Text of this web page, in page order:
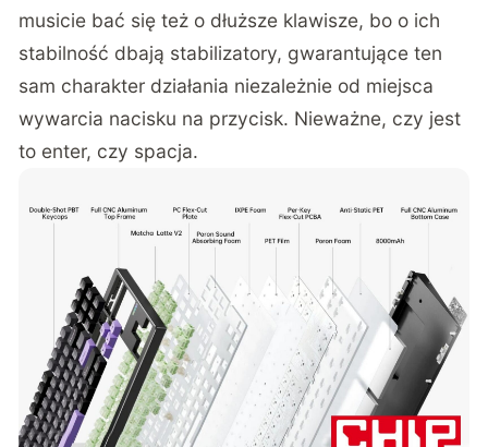
musicie bać się też o dłuższe klawisze, bo o ich
stabilność dbają stabilizatory, gwarantujące ten
sam charakter działania niezależnie od miejsca
wywarcia nacisku na przycisk. Nieważne, czy jest
to enter, czy spacja.